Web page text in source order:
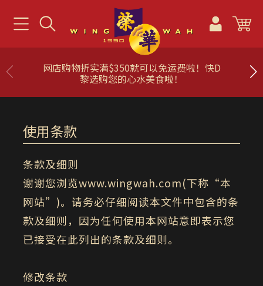
网店购物折实满$350就可以免运费啦！快D
黎选购您的心水美食啦！
使用条款
条款及细则
谢谢您浏览www.wingwah.com(下称“本
网站”)。请务必仔细阅读本文件中包含的条
款及细则，因为任何使用本网站意即表示您
已接受在此列出的条款及细则。
修改条款